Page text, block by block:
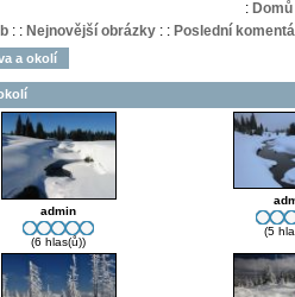
: Domů
: : Nejnovější obrázky: : Poslední
a okolí
admin
(6 hlas(ů))
(5